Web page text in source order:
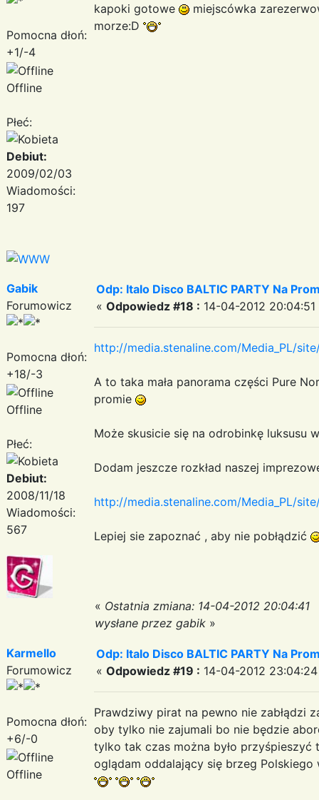
Pomocna dłoń:
+1/-4
Offline
Płeć:
Debiut:
2009/02/03
Wiadomości:
197
kapoki gotowe
miejscówka
morze:D
Gabik
Forumowicz
Pomocna dłoń:
+18/-3
Offline
Płeć:
Debiut:
2008/11/18
Wiadomości:
567
Odp: Italo Disco BALTIC PARTY Na
« Odpowiedz #18 : 14-04-2012 20:04:51
http://media.stenaline.com/Media_PL/
A to taka mała panorama części Pure
promie
Może skusicie się na odrobinkę luksusu
Dodam jeszcze rozkład naszej
http://media.stenaline.com/Media_PL/
Lepiej sie zapoznać , aby nie pobłądzić
« Ostatnia zmiana: 14-04-2012 20:04:41
wysłane przez gabik »
Karmello
Forumowicz
Pomocna dłoń:
+6/-0
Offline
Odp: Italo Disco BALTIC PARTY Na
« Odpowiedz #19 : 14-04-2012
Prawdziwy pirat na pewno nie zabłądzi
oby tylko nie zajumali bo nie będzie
tylko tak czas można było
oglądam oddalający się brzeg